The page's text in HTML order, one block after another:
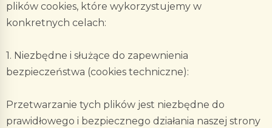
plików cookies, które wykorzystujemy w
konkretnych celach:
1. Niezbędne i służące do zapewnienia
bezpieczeństwa (cookies techniczne):
Przetwarzanie tych plików jest niezbędne do
prawidłowego i bezpiecznego działania naszej strony